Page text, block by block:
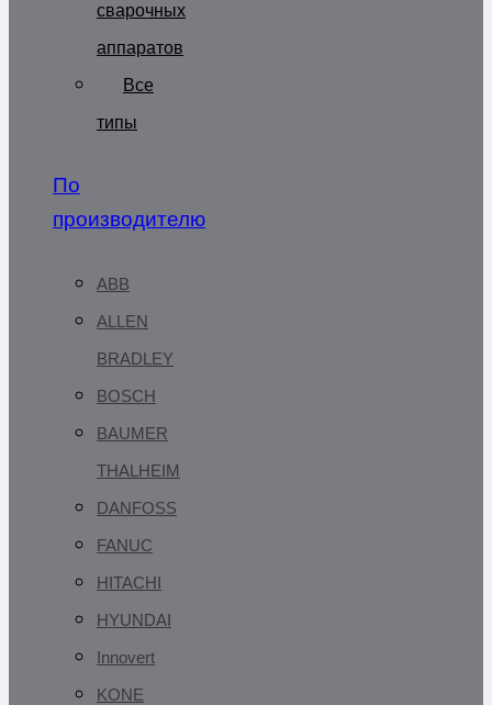
сварочных
аппаратов
Все
типы
По
производителю
ABB
ALLEN
BRADLEY
BOSCH
BAUMER
THALHEIM
DANFOSS
FANUC
HITACHI
HYUNDAI
Innovert
KONE